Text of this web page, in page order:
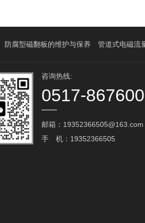
防腐型磁翻板的维护与保养 管道式电磁流
咨询热线:
0517-
邮箱：19352366505@163.com‬
手 机：19352366505